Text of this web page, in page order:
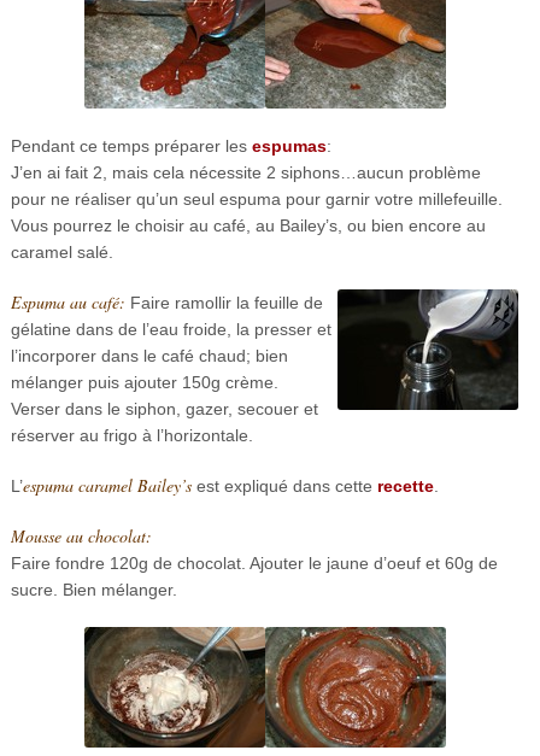
Pendant ce temps préparer les espumas:
J’en ai fait 2, mais cela nécessite 2 siphons…aucun problème
pour ne réaliser qu’un seul espuma pour garnir votre millefeuille.
Vous pourrez le choisir au café, au Bailey’s, ou bien encore au
caramel salé.
Espuma au café: Faire ramollir la feuille de
gélatine dans de l’eau froide, la presser et
l’incorporer dans le café chaud; bien
mélanger puis ajouter 150g crème.
Verser dans le siphon, gazer, secouer et
réserver au frigo à l’horizontale.
L’espuma caramel Bailey’s est expliqué dans cette recette.
Mousse au chocolat:
Faire fondre 120g de chocolat. Ajouter le jaune d’oeuf et 60g de
sucre. Bien mélanger.